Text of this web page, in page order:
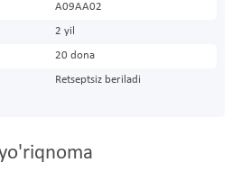
A09AA02
2 yil
20 dona
Retseptsiz beriladi